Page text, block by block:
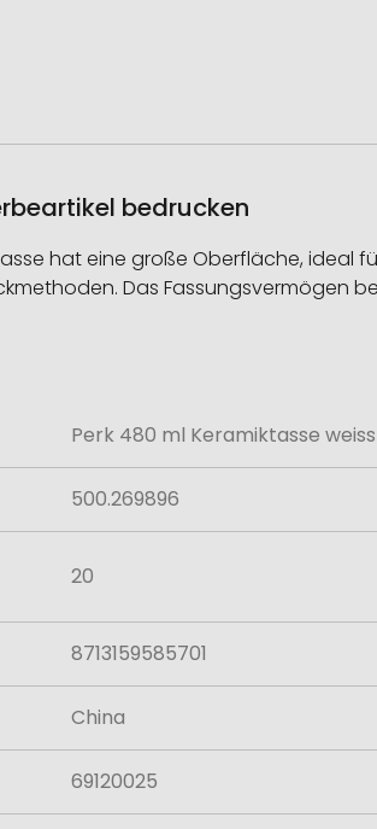
bedrucken
hat eine große Oberfläche, ideal
Das Fassungsvermögen
Perk 480 ml Keramiktasse weiss
500.269896
20
8713159585701
China
69120025